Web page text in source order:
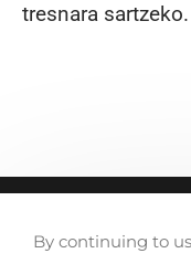
tresnara sartzeko.
By continuing to